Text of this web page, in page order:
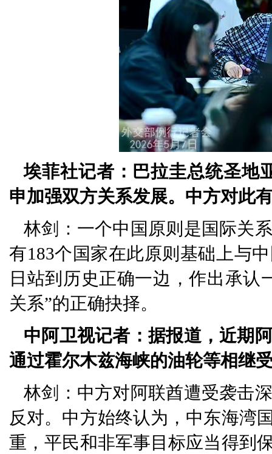
埃菲社记者：巴拉圭总统圣地
申加强双方关系发展。中方对此
林剑：一个中国原则是国际关
有183个国家在此原则基础上与
日站到历史正确一边，作出承认
关系”的正确抉择。
中阿卫视记者：据报道，近期
通过霍尔木兹海峡的油轮等相继
林剑：中方对阿联酋遭受袭击
反对。中方始终认为，中东海湾
重，平民和非军事目标应当得到